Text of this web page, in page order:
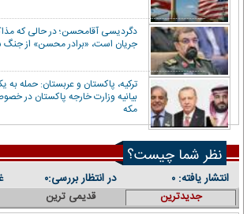
دگردیسی آقامحسن؛ در حالی که
جریان است، «برادر محسن» از
ترکیه، پاکستان و عربستان: حمله
بیانیه وزارت خارجه پاکستان در
مکه
نظر شما چیست؟
انتشار یافته: ۰ در انتظار بررسی:۰
جدیدترین قدیمی ترین